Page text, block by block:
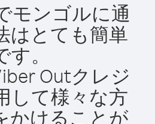
モンゴルに通
はとても簡単
す。
Outクレジ
して様々な方
かけることが